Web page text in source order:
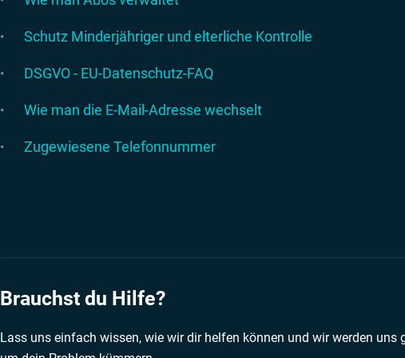
Schutz Minderjähriger und elterliche Kontrolle
DSGVO - EU-Datenschutz-FAQ
Wie man die E-Mail-Adresse wechselt
Zugewiesene Telefonnummer
Brauchst du Hilfe?
Lass uns einfach wissen, wie wir dir helfen können und wir werden uns